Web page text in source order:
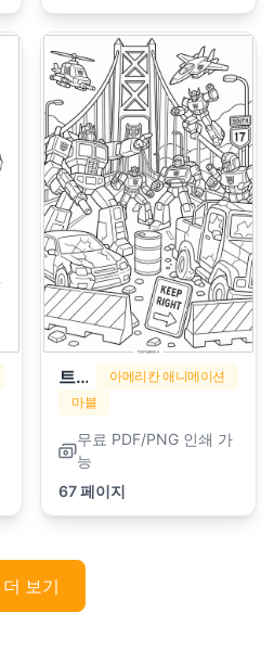
트랜스포머
아메리칸 애니메이션
마블
무료 PDF/PNG 인쇄 가
능
67 페이지
더 보기